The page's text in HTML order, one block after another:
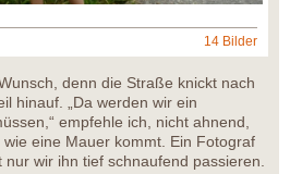
14 Bilder
denn die Straße knickt nach
hinauf. „Da werden wir ein
empfehle ich, nicht ahnend,
eine Mauer kommt. Ein Fotograf
wir ihn tief schnaufend passieren.